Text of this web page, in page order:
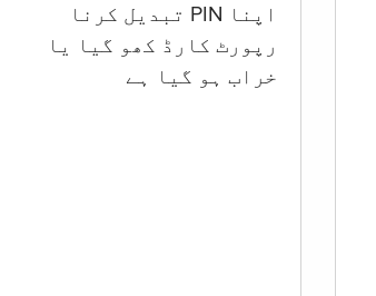
اپنا PIN تبدیل کرنا
رپورٹ کارڈ کھو گیا یا
خراب ہو گيا ہے